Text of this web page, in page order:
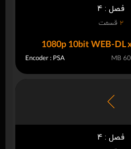
فصل : 4
2 قسمت
1080p 10bit WEB-DL
Encoder : PSA 600
فصل : 4